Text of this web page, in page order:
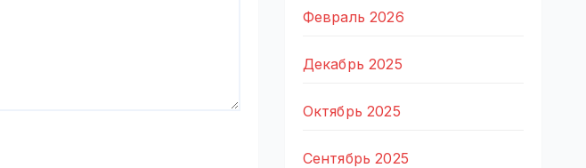
Февраль 2026
Декабрь 2025
Октябрь 2025
Сентябрь 2025